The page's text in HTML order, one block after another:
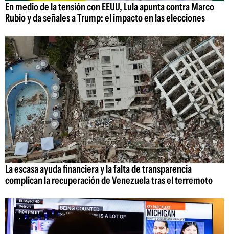
En medio de la tensión con EEUU, Lula apunta contra Marco
Rubio y da señales a Trump: el impacto en las elecciones
La escasa ayuda financiera y la falta de transparencia
complican la recuperación de Venezuela tras el terremoto